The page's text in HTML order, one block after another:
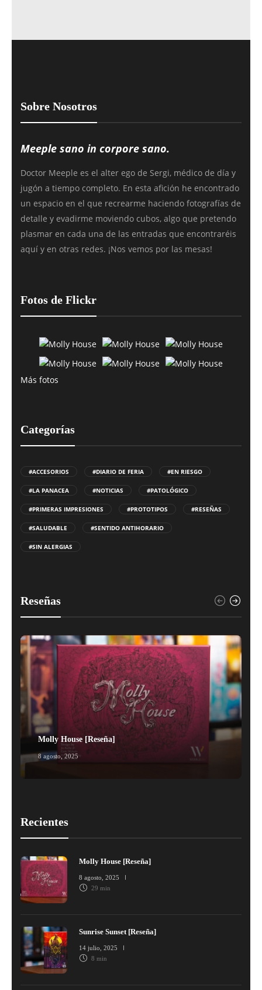
Sobre Nosotros
Meeple sano in corpore sano.
Doctor Meeple es el alter ego de Sergi, médico de día y
jugón a tiempo completo. En esta afición he encontrado
un espacio en el que recrearme haciendo fotografías de
detalle y evadirme moviendo cubos, algo que pretendo
plasmar en cada una de las entradas que encontraréis
aquí y en otras redes. ¡Nos vemos por las mesas!
Fotos de Flickr
Más fotos
Categorías
#ACCESORIOS #DIARIO DE FERIA #EN RIESGO
#LA PANACEA #NOTICIAS #PATOLÓGICO
#PRIMERAS IMPRESIONES #PROTOTIPOS #RESEÑAS
#SALUDABLE #SENTIDO ANTIHORARIO
#SIN ALERGIAS
Reseñas
Molly House [Reseña]
8 agosto, 2025
Recientes
Molly House [Reseña]
8 agosto, 2025
29 min
Sunrise Sunset [Reseña]
14 julio, 2025
8 min